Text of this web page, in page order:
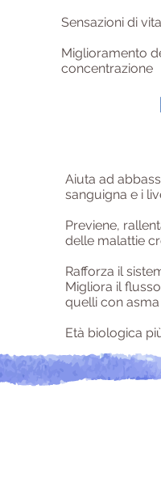
Sensazioni di
Miglioramento
concentrazione
Aiuta ad
sanguigna e i
Previene,
delle malattie
Rafforza il
Migliora il
quelli con asma
Età biologica